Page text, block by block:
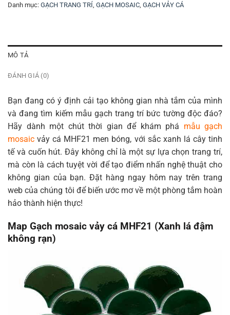
Danh mục: GẠCH TRANG TRÍ GẠCH MOSAIC GẠCH VẢY CÁ
MÔ TẢ
ĐÁNH GIÁ (0)
Bạn đang có ý định cải tạo không gian nhà tắm của mình
và đang tìm kiếm mẫu gạch trang trí bức tường độc đáo?
Hãy dành một chút thời gian để khám phá mẫu gạch
mosaic vảy cá MHF21 men bóng, với sắc xanh lá cây tinh
tế và cuốn hút. Đây không chỉ là một sự lựa chọn trang trí,
mà còn là cách tuyệt vời để tạo điểm nhấn nghệ thuật cho
không gian của bạn. Đặt hàng ngay hôm nay trên trang
web của chúng tôi để biến ước mơ về một phòng tắm hoàn
hảo thành hiện thực!
Map Gạch mosaic vảy cá MHF21 (Xanh lá đậm
không rạn)